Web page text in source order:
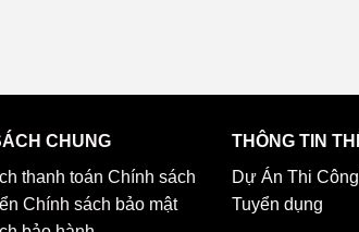
CHUNG
thanh toán Chính sách
Chính sách bảo mật
THÔNG TIN
Dự Án Thi Công
Tuyển dụng